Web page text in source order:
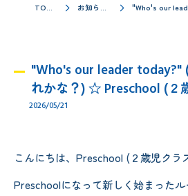
TOPページ お知らせ／ブログ "Who's our leader today?" (
"Who's our leader today?"
れかな？) ☆ Preschool (２
2026/05/21
こんにちは、Preschool (２歳児クラ
Preschoolになって新しく始まった